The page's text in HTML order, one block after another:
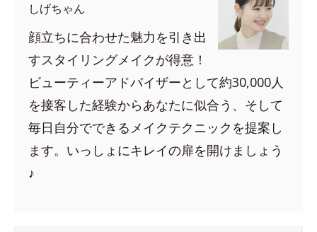
しげちゃん
顔立ちに合わせた魅力を引き出
すスタイリングメイクが得意！
ビューティーアドバイザーとして約30,000人
を接客した経験からあなたに似合う、そして
毎日自分でできるメイクテクニックを提案し
ます。いっしょにキレイの扉を開けましょう
♪